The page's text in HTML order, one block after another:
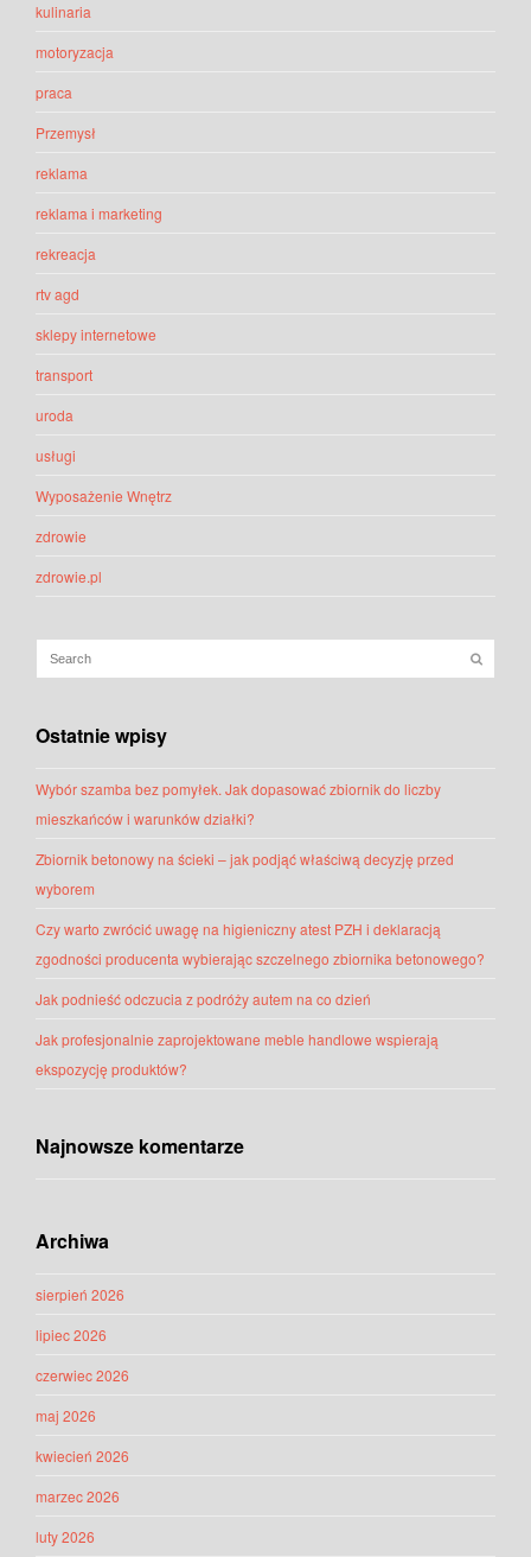
kulinaria
motoryzacja
praca
Przemysł
reklama
reklama i marketing
rekreacja
rtv agd
sklepy internetowe
transport
uroda
usługi
Wyposażenie Wnętrz
zdrowie
zdrowie.pl
Ostatnie wpisy
Wybór szamba bez pomyłek. Jak dopasować zbiornik do liczby
mieszkańców i warunków działki?
Zbiornik betonowy na ścieki – jak podjąć właściwą decyzję przed
wyborem
Czy warto zwrócić uwagę na higieniczny atest PZH i deklaracją
zgodności producenta wybierając szczelnego zbiornika betonowego?
Jak podnieść odczucia z podróży autem na co dzień
Jak profesjonalnie zaprojektowane meble handlowe wspierają
ekspozycję produktów?
Najnowsze komentarze
Archiwa
sierpień 2026
lipiec 2026
czerwiec 2026
maj 2026
kwiecień 2026
marzec 2026
luty 2026